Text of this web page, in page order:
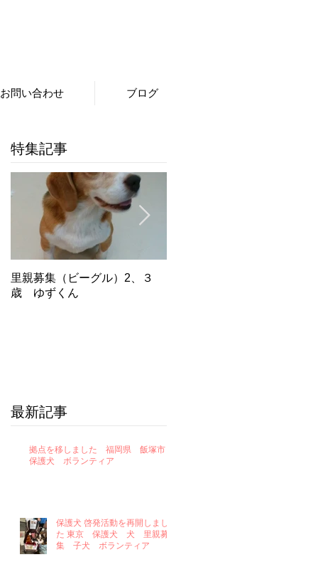
お問い合わせ ブログ
特集記事
里親募集（ビーグル）2、３
歳 ゆずくん
最新記事
拠点を移しました 福岡県 飯塚市
保護犬 ボランティア
保護犬 啓発活動を再開しまし
た 東京 保護犬 犬 里親募
集 子犬 ボランティア